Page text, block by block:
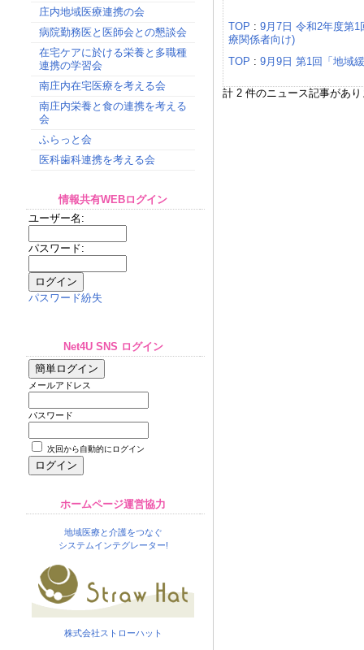
庄内地域医療連携の会
病院勤務医と医師会との懇談会
在宅ケアに於ける栄養と多職種
連携の学習会
南庄内在宅医療を考える会
南庄内栄養と食の連携を考える
会
ふらっと会
医科歯科連携を考える会
情報共有WEBログイン
ユーザー名:
パスワード:
パスワード紛失
Net4U SNS ログイン
メールアドレス
パスワード
次回から自動的にログイン
ホームページ運営協力
地域医療と介護をつなぐ
システムインテグレーター!
株式会社ストローハット
TOP : 9月7日 令和2年度第
療関係者向け)
TOP : 9月9日 第1回「地域
計 2 件のニュース記事があり